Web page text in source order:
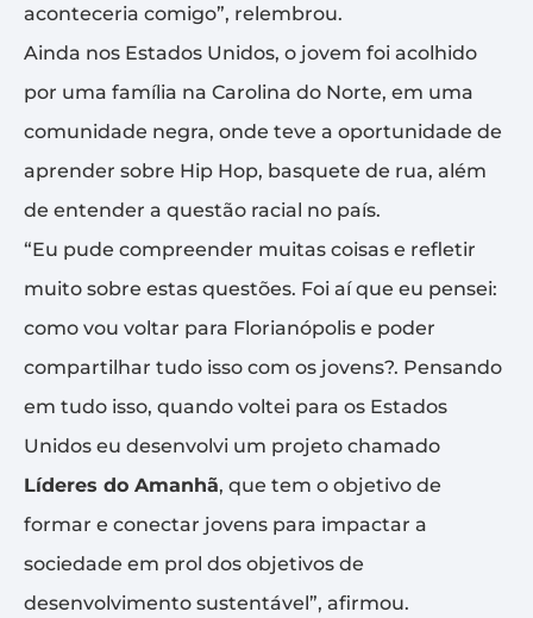
aconteceria comigo”, relembrou.
Ainda nos Estados Unidos, o jovem foi acolhido
por uma família na Carolina do Norte, em uma
comunidade negra, onde teve a oportunidade de
aprender sobre Hip Hop, basquete de rua, além
de entender a questão racial no país.
“Eu pude compreender muitas coisas e refletir
muito sobre estas questões. Foi aí que eu pensei:
como vou voltar para Florianópolis e poder
compartilhar tudo isso com os jovens?. Pensando
em tudo isso, quando voltei para os Estados
Unidos eu desenvolvi um projeto chamado
Líderes do Amanhã, que tem o objetivo de
formar e conectar jovens para impactar a
sociedade em prol dos objetivos de
desenvolvimento sustentável”, afirmou.